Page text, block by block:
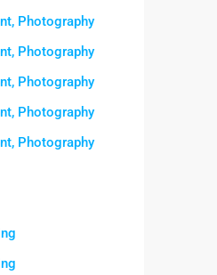
Photography
Photography
Photography
Photography
Photography